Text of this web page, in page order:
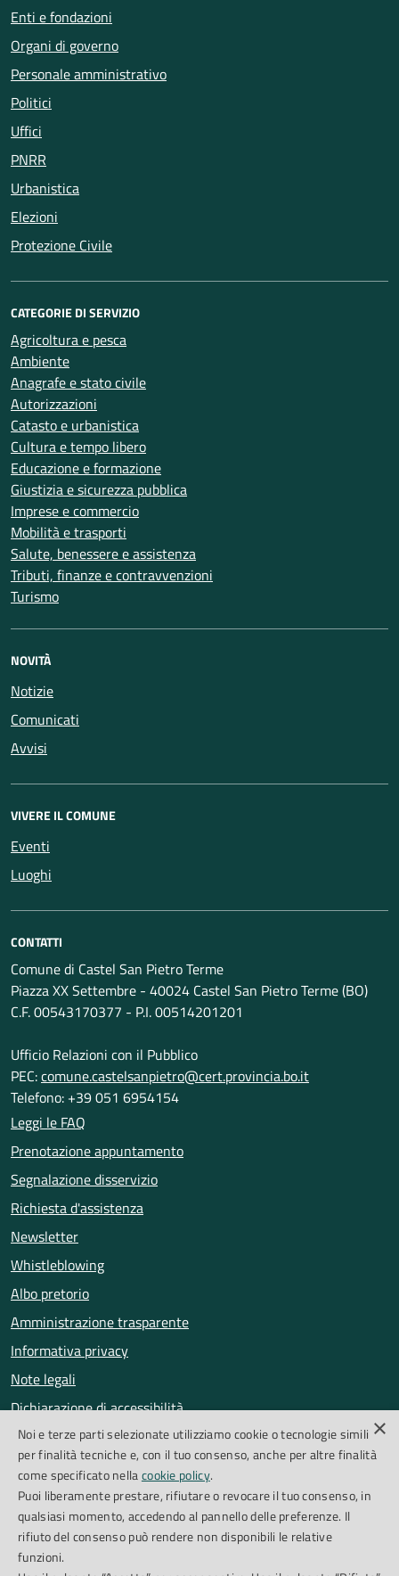
Enti e fondazioni
Organi di governo
Personale amministrativo
Politici
Uffici
PNRR
Urbanistica
Elezioni
Protezione Civile
CATEGORIE DI SERVIZIO
Agricoltura e pesca
Ambiente
Anagrafe e stato civile
Autorizzazioni
Catasto e urbanistica
Cultura e tempo libero
Educazione e formazione
Giustizia e sicurezza pubblica
Imprese e commercio
Mobilità e trasporti
Salute, benessere e assistenza
Tributi, finanze e contravvenzioni
Turismo
NOVITÀ
Notizie
Comunicati
Avvisi
VIVERE IL COMUNE
Eventi
Luoghi
CONTATTI
Comune di Castel San Pietro Terme
Piazza XX Settembre - 40024 Castel San Pietro Terme (BO)
C.F. 00543170377 - P.I. 00514201201
Ufficio Relazioni con il Pubblico
PEC:comune.castelsanpietro@cert.provincia.bo.it
Telefono: +39 051 6954154
Leggi le FAQ
Prenotazione appuntamento
Segnalazione disservizio
Richiesta d'assistenza
Newsletter
Whistleblowing
Albo pretorio
Amministrazione trasparente
Informativa privacy
Note legali
Dichiarazione di accessibilità
Obiettivi di accessibilità
Segnalazioni accessibilità
SEGUICI SU
Facebook
×
Noi e terze parti selezionate utilizziamo cookie o tecnologie simili
per finalità tecniche e, con il tuo consenso, anche per altre finalità
come specificato nellacookie policy.
Puoi liberamente prestare, rifiutare o revocare il tuo consenso, in
qualsiasi momento, accedendo al pannello delle preferenze. Il
rifiuto del consenso può rendere non disponibili le relative
funzioni.